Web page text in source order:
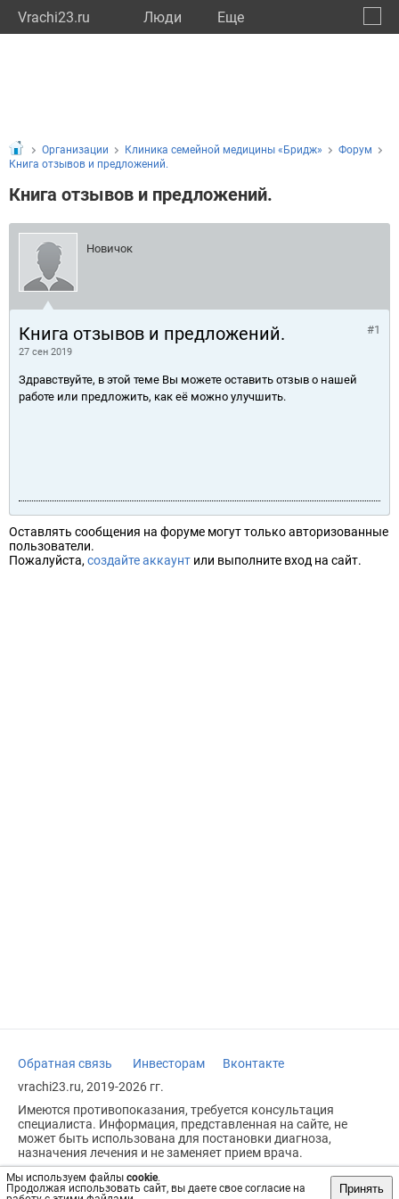
Vrachi23.ru Люди Eще
Мы используем файлы cookie.
Продолжая использовать сайт, вы даете свое согласие на
Принять
Организации Клиника семейной медицины «Бридж»
Форум
Книга отзывов и предложений.
Книга отзывов и предложений.
Новичок
Книга отзывов и предложений.
27 сен 2019
#1
Здравствуйте, в этой теме Вы можете оставить отзыв о нашей
работе или предложить, как её можно улучшить.
Оставлять сообщения на форуме могут только авторизованные
пользователи.
Пожалуйста, создайте аккаунт или выполните вход на сайт.
Обратная связь Инвесторам
Вконтакте
vrachi23.ru, 2019-2026 гг.
Имеются противопоказания, требуется консультация
специалиста. Информация, представленная на сайте, не
может быть использована для постановки диагноза,
назначения лечения и не заменяет прием врача.
Возрастное ограничение: 18+